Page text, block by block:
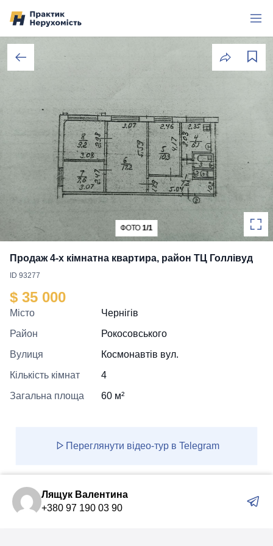
ФОТО1/1
Продаж 4-х кімнатна квартира, район ТЦ Голлівуд
ID 93277
$ 35 000
Місто
Чернігів
Район
Рокосовського
Вулиця
Космонавтів вул.
Кількість кімнат
4
Загальна площа
60 м²
Переглянути відео-тур в Telegram
Лящук Валентина
+380 97 190 03 90